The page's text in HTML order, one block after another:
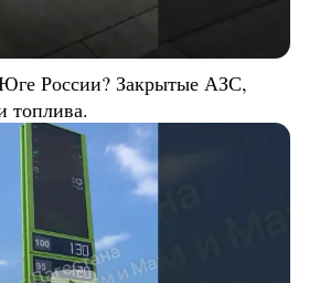
России? Закрытые АЗС,
топлива.